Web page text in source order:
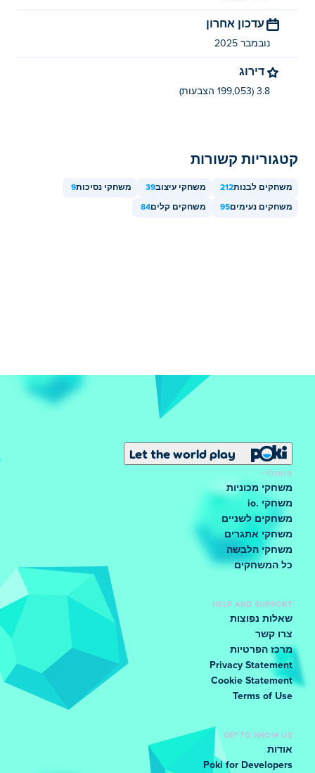
עדכון אחרון
נובמבר 2025
דירוג
3.8 (199,053 הצבעות)
קטגוריות קשורות
משחקים לבנות212 משחקי עיצוב39 משחקי נסיכות9
משחקים נעימים95 משחקים קלים84
Let the world play
פופולרי
משחקי מכוניות
משחקי .io
משחקים לשניים
משחקי אתגרים
משחקי הלבשה
כל המשחקים
HELP AND SUPPORT
שאלות נפוצות
צרו קשר
מרכז הפרטיות
Privacy Statement
Cookie Statement
Terms of Use
GET TO KNOW US
אודות
Poki for Developers